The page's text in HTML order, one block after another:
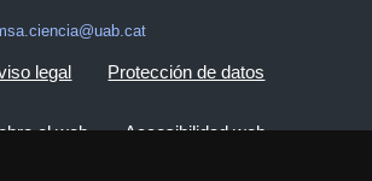
legal Protección de datos
el web Accesibilidad web